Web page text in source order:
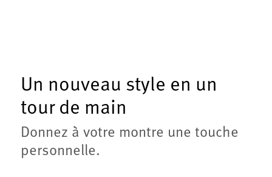
Un nouveau style en un
tour de main
Donnez à votre montre une touche
personnelle.